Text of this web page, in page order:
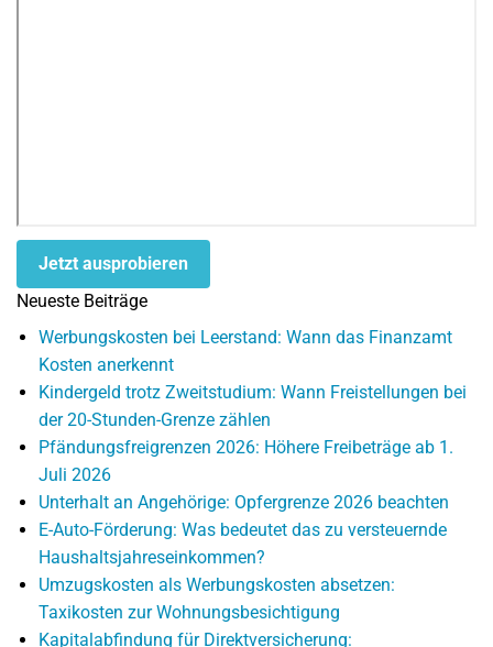
Jetzt ausprobieren
Neueste Beiträge
Werbungskosten bei Leerstand: Wann das Finanzamt
Kosten anerkennt
Kindergeld trotz Zweitstudium: Wann Freistellungen bei
der 20-Stunden-Grenze zählen
Pfändungsfreigrenzen 2026: Höhere Freibeträge ab 1.
Juli 2026
Unterhalt an Angehörige: Opfergrenze 2026 beachten
E-Auto-Förderung: Was bedeutet das zu versteuernde
Haushaltsjahreseinkommen?
Umzugskosten als Werbungskosten absetzen:
Taxikosten zur Wohnungsbesichtigung
Kapitalabfindung für Direktversicherung: